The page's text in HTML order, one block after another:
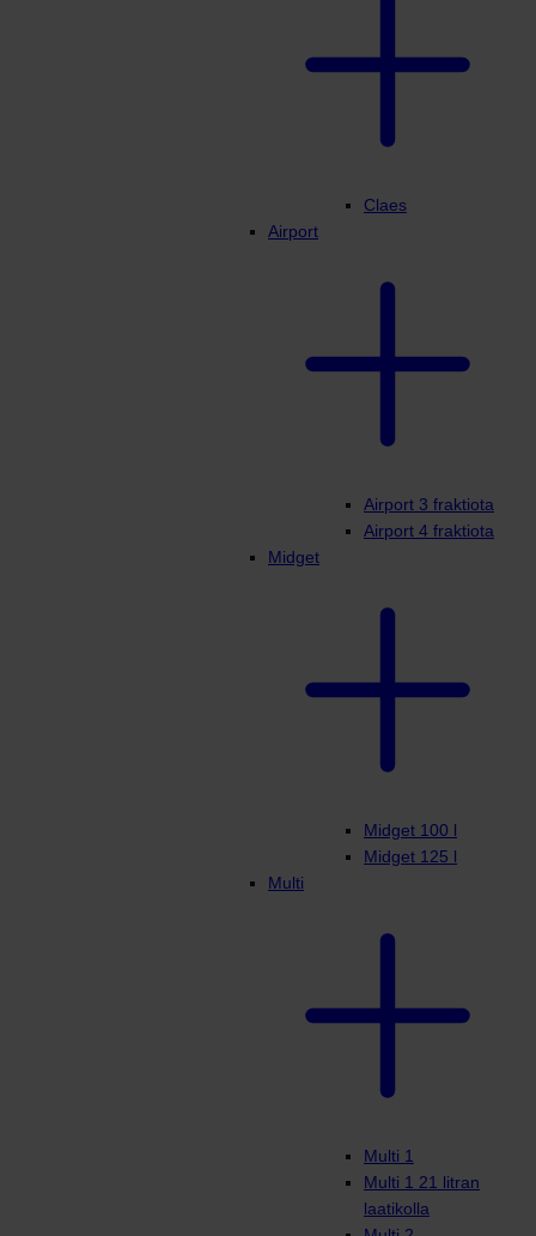
Claes
Airport
Airport 3 fraktiota
Airport 4 fraktiota
Midget
Midget 100 l
Midget 125 l
Multi
Multi 1
Multi 1 21 litran
laatikolla